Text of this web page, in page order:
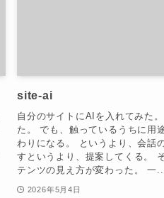
site-ai
自分のサイトにAIを入れてみた
た。 でも、触っているうちに用
わりになる。 というより、会話
すというより、提案してくる。
テンツの見え方が変わった。 一...
2026年5月4日